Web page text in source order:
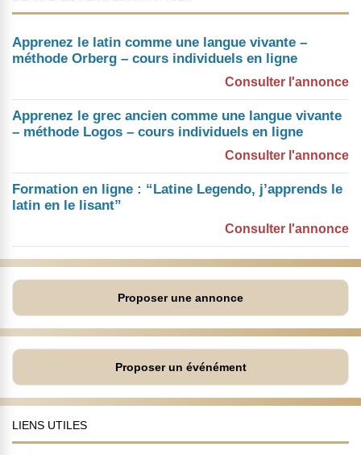
Apprenez le latin comme une langue vivante –
méthode Orberg – cours individuels en ligne
Consulter l'annonce
Apprenez le grec ancien comme une langue vivante
– méthode Logos – cours individuels en ligne
Consulter l'annonce
Formation en ligne : “Latine Legendo, j’apprends le
latin en le lisant”
Consulter l'annonce
Proposer une annonce
Proposer un événément
LIENS UTILES